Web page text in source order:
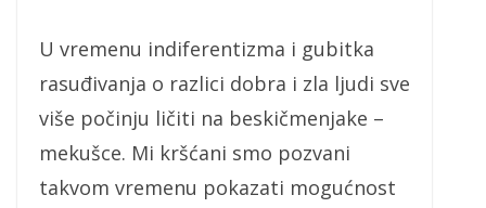
U vremenu indiferentizma i gubitka
rasuđivanja o razlici dobra i zla ljudi sve
više počinju ličiti na beskičmenjake –
mekušce. Mi kršćani smo pozvani
takvom vremenu pokazati mogućnost